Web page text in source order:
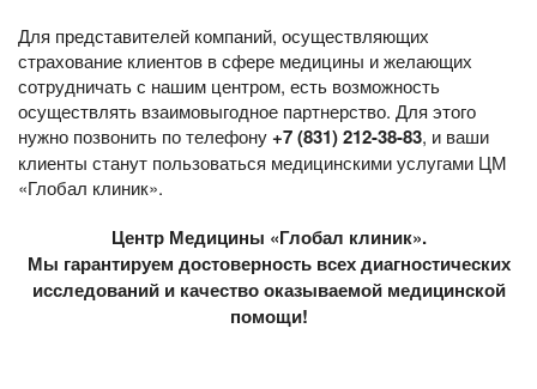
Для представителей компаний, осуществляющих
страхование клиентов в сфере медицины и желающих
сотрудничать с нашим центром, есть возможность
осуществлять взаимовыгодное партнерство. Для этого
нужно позвонить по телефону+7 (831) 212-38-83, и ваши
клиенты станут пользоваться медицинскими услугами ЦМ
«Глобал клиник».
Центр Медицины «Глобал клиник».
Мы гарантируем достоверность всех диагностических
исследований и качество оказываемой медицинской
помощи!